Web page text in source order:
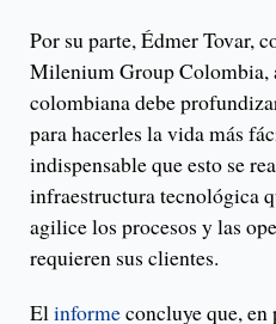
Por su parte, Édmer Tovar,
Milenium Group Colombia,
colombiana debe
para hacerles la vida más
indispensable que esto se
infraestructura tecnológica
agilice los procesos y las
requieren sus clientes.
Elinformeconcluye que, en